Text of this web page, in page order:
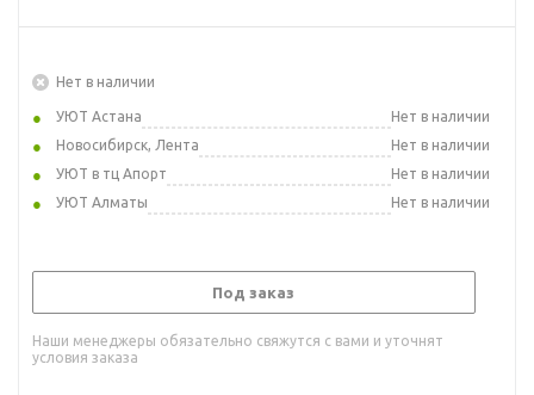
Нет в наличии
УЮТ Астана
Нет в наличии
Новосибирск, Лента
Нет в наличии
УЮТ в тц Апорт
Нет в наличии
УЮТ Алматы
Нет в наличии
Под заказ
Наши менеджеры обязательно свяжутся с вами и уточнят
условия заказа